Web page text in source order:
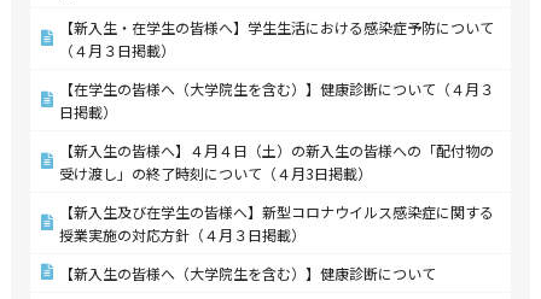
【新入生・在学生の皆様へ】学生生活における感染症予防について
（４月３日掲載）
【在学生の皆様へ（大学院生を含む）】健康診断について（４月３
日掲載）
【新入生の皆様へ】４月４日（土）の新入生の皆様への「配付物の
受け渡し」の終了時刻について（４月3日掲載）
【新入生及び在学生の皆様へ】新型コロナウイルス感染症に関する
授業実施の対応方針（４月３日掲載）
【新入生の皆様へ（大学院生を含む）】健康診断について